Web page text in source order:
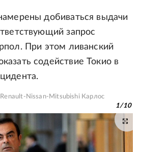
добиваться выдачи
запрос
При этом ливанский
содействие Токио в
Renault-Nissan-Mitsubishi Карлос
1/10